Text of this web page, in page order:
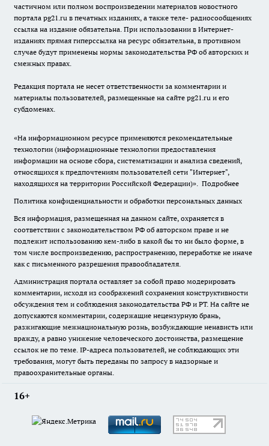
частичном или полном воспроизведении материалов новостного
портала pg21.ru в печатных изданиях, а также теле- радиосообщениях
ссылка на издание обязательна. При использовании в Интернет-
изданиях прямая гиперссылка на ресурс обязательна, в противном
случае будут применены нормы законодательства РФ об авторских и
смежных правах.
Редакция портала не несет ответственности за комментарии и
материалы пользователей, размещенные на сайте pg21.ru и его
субдоменах.
«На информационном ресурсе применяются рекомендательные
технологии (информационные технологии предоставления
информации на основе сбора, систематизации и анализа сведений,
относящихся к предпочтениям пользователей сети "Интернет",
находящихся на территории Российской Федерации)». Подробнее
Политика конфиденциальности и обработки персональных данных
Вся информация, размещенная на данном сайте, охраняется в
соответствии с законодательством РФ об авторском праве и не
подлежит использованию кем-либо в какой бы то ни было форме, в
том числе воспроизведению, распространению, переработке не иначе
как с письменного разрешения правообладателя.
Администрация портала оставляет за собой право модерировать
комментарии, исходя из соображений сохранения конструктивности
обсуждения тем и соблюдения законодательства РФ и РТ. На сайте не
допускаются комментарии, содержащие нецензурную брань,
разжигающие межнациональную рознь, возбуждающие ненависть или
вражду, а равно унижение человеческого достоинства, размещение
ссылок не по теме. IP-адреса пользователей, не соблюдающих эти
требования, могут быть переданы по запросу в надзорные и
правоохранительные органы.
16+